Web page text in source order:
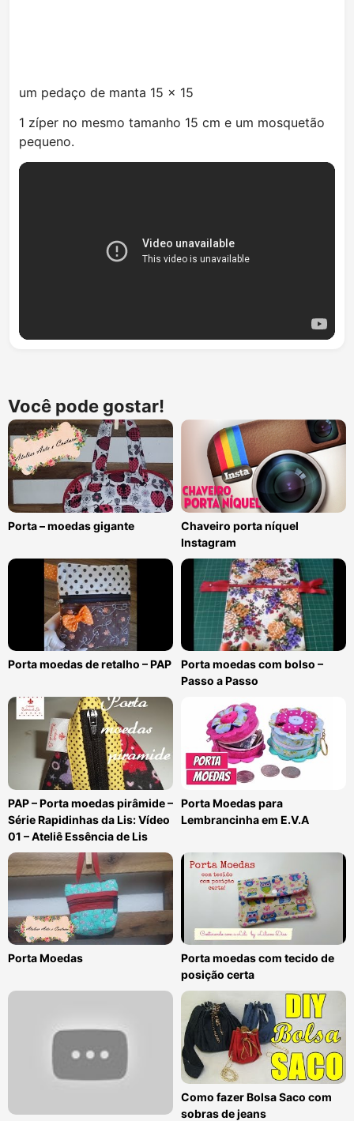
um pedaço de manta 15 x 15
1 zíper no mesmo tamanho 15 cm e um mosquetão
pequeno.
Você pode gostar!
Porta – moedas gigante
Chaveiro porta níquel
Instagram
Porta moedas de retalho – PAP
Porta moedas com bolso –
Passo a Passo
PAP – Porta moedas pirâmide –
Série Rapidinhas da Lis: Vídeo
01 – Ateliê Essência de Lis
Porta Moedas para
Lembrancinha em E.V.A
Porta Moedas
Porta moedas com tecido de
posição certa
Como fazer Bolsa Saco com
sobras de jeans